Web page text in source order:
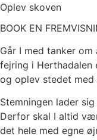
Oplev skoven
BOOK EN
Går I med tanker
fejring i Herthadalen
og oplev stedet med
Stemningen lader
Derfor skal I altid
det hele med egne